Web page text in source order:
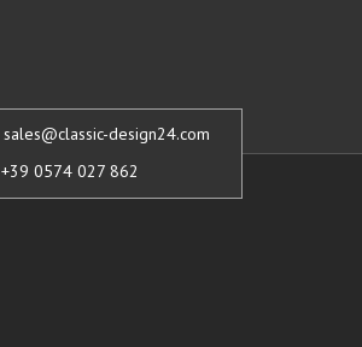
sales@classic-design24.com
+39 0574 027 862